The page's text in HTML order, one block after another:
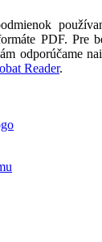
PDF. Pre
odporúčame
Reader.